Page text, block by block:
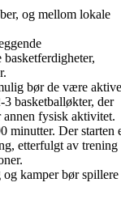
og mellom lokale
bør de være aktive
basketballøkter, der
annen fysisk aktivitet.
minutter. Der starten
etterfulgt av trening
kamper bør spillere